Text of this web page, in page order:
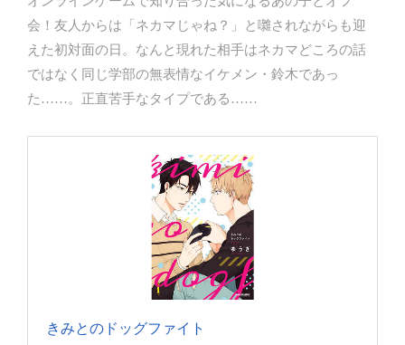
会！友人からは「ネカマじゃね？」と囃されながらも迎
えた初対面の日。なんと現れた相手はネカマどころの話
ではなく同じ学部の無表情なイケメン・鈴木であっ
た……。正直苦手なタイプである……
きみとのドッグファイト